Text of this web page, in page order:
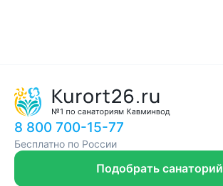
8 800 700-15-77
Бесплатно по России
Подобрать санаторий